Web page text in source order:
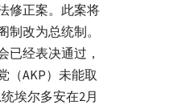
修正案。此案将
制改为总统制。
已经表决通过，
（AKP）未能取
埃尔多安在2月